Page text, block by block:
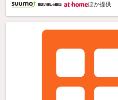
ほか提供